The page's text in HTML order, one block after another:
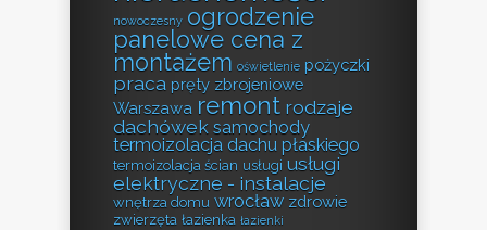
nowoczesny ogrodzenie
panelowe cena z
montażem oświetlenie pożyczki
praca pręty zbrojeniowe
Warszawa remont rodzaje
dachówek samochody
termoizolacja dachu płaskiego
termoizolacja ścian usługi usługi
elektryczne - instalacje
wnętrza domu wrocław zdrowie
zwierzęta łazienka łazienki